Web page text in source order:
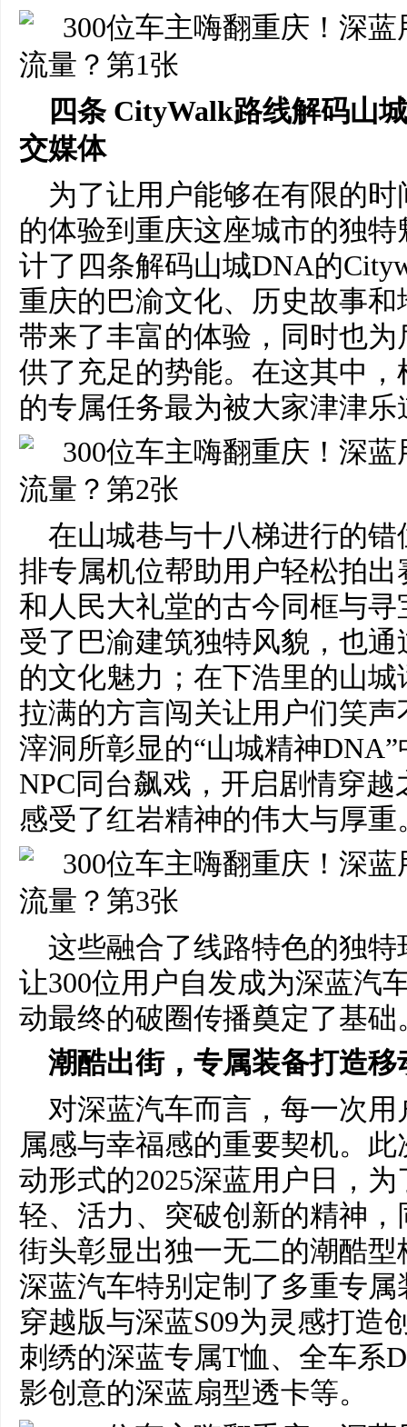
四条 CityWalk路线解码山
交媒体
为了让用户能够在有限的
的体验到重庆这座城市的独
计了四条解码山城DNA的
重庆的巴渝文化、历史故事
带来了丰富的体验，同时也
供了充足的势能。在这其中
的专属任务最为被大家津津乐
在山城巷与十八梯进行的
排专属机位帮助用户轻松拍
和人民大礼堂的古今同框与
受了巴渝建筑独特风貌，也
的文化魅力；在下浩里的山
拉满的方言闯关让用户们笑
滓洞所彰显的“山城精神
NPC同台飙戏，开启剧情穿
感受了红岩精神的伟大与厚重
这些融合了线路特色的独
让300位用户自发成为深蓝汽
动最终的破圈传播奠定了基础
潮酷出街，专属装备打造移
对深蓝汽车而言，每一次
属感与幸福感的重要契机。
动形式的2025深蓝用户日，
轻、活力、突破创新的精神
街头彰显出独一无二的潮酷
深蓝汽车特别定制了多重专属
穿越版与深蓝S09为灵感打造
刺绣的深蓝专属T恤、全车系
影创意的深蓝扇型透卡等。